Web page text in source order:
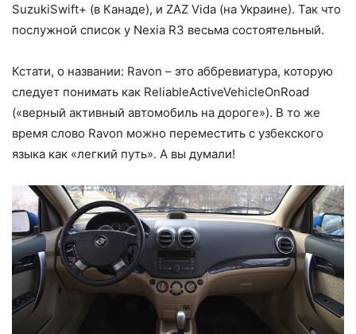
SuzukiSwift+ (в Канаде), и ZAZ Vida (на Украине). Так что
послужной список у Nexia R3 весьма состоятельный.
Кстати, о названии: Ravon – это аббревиатура, которую
следует понимать как ReliableActiveVehicleOnRoad
(«верный активный автомобиль на дороге»). В то же
время слово Ravon можно переместить с узбекского
языка как «легкий путь». А вы думали!